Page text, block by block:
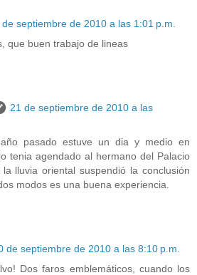
de septiembre de 2010 a las 1:01 p.m.
que buen trabajo de lineas
21 de septiembre de 2010 a las
pasado estuve un dia y medio en
tenia agendado al hermano del Palacio
lluvia oriental suspendió la conclusión
modos es una buena experiencia.
de septiembre de 2010 a las 8:10 p.m.
Dos faros emblemáticos, cuando los